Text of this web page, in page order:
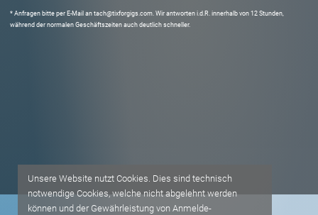
* Anfragen bitte per E-Mail an tach@tixforgigs.com . Wir antworten i.d.R. innerhalb von 12 Stunden,
während der normalen Geschäftszeiten auch deutlich schneller.
Unsere Website nutzt Cookies. Dies sind technisch
notwendige Cookies, welche nicht abgelehnt werden
können und der Gewährleistung von Anmelde-